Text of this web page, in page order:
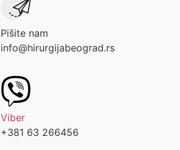
Pišite nam
info@hirurgijabeograd.rs
Viber
+381 63 266456